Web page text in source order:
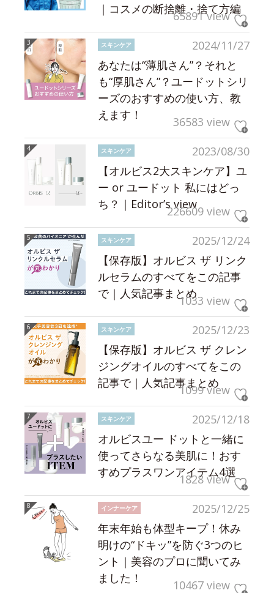
｜コスメの断捨離・捨て方編
65891 view
2024/11/27
スキンケア
あなたは“薄肌さん”？それと
も“厚肌さん”？ユードットシリ
ーズのおすすめの使い方、教
えます！
36583 view
2023/08/30
スキンケア
【オルビス2大スキンケア】ユ
ー or ユードット 私にはどっ
ち？｜Editor’s view226609 view
2025/12/24
スキンケア
【保存版】オルビス ザ リンク
ルセラムのすべてをこの記事
で｜人気記事まとめ1033 view
2025/12/23
スキンケア
【保存版】オルビス ザ クレン
ジングオイルのすべてをこの
記事で｜人気記事まとめ
1099 view
2025/12/18
スキンケア
オルビスユー ドットと一緒に
使ってさらなる美肌に！おす
すめプラスワンアイテム4選
1828 view
2025/12/25
インナーケア
年末年始も体型キープ！休み
明けの“ドキッ”を防ぐ3つのヒ
ント｜美容のプロに聞いてみ
ました！
10467 view